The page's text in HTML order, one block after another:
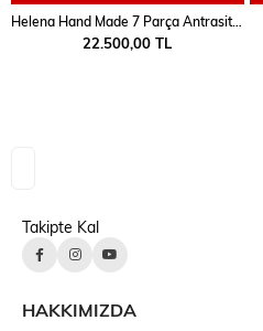
Helena Hand Made 7 Parça Antrasit Salon Seti
22.500,00 TL
Takipte Kal
HAKKIMIZDA